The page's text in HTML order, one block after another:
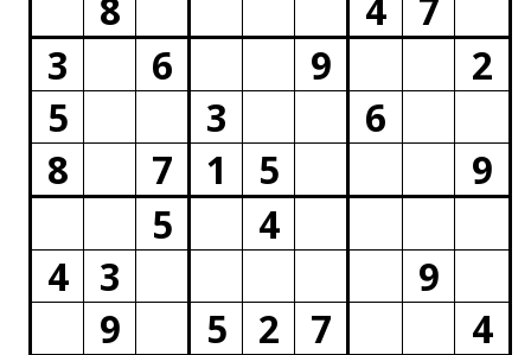
3
6 9
2
5
3
6
8
7 1 5
9
5
4
4
3
9
9
5 2 7 4